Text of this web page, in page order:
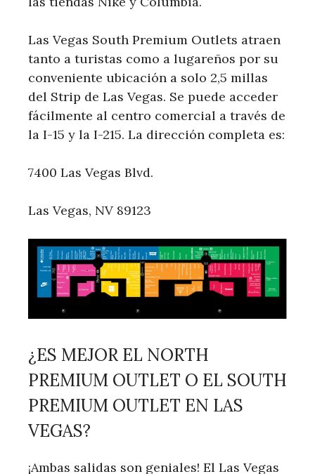
Las Vegas South Premium Outlets atraen
tanto a turistas como a lugareños por su
conveniente ubicación a solo 2,5 millas
del Strip de Las Vegas. Se puede acceder
fácilmente al centro comercial a través de
la I-15 y la I-215. La dirección completa es:
7400 Las Vegas Blvd.
Las Vegas, NV 89123
¿ES MEJOR EL NORTH
PREMIUM OUTLET O EL SOUTH
PREMIUM OUTLET EN LAS
VEGAS?
¡Ambas salidas son geniales! El Las Vegas